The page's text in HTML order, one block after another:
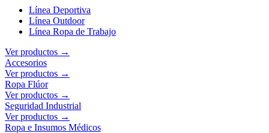
Línea Deportiva
Línea Outdoor
Línea Ropa de Trabajo
Ver productos →
Accesorios
Ver productos →
Ropa Flúor
Ver productos →
Seguridad Industrial
Ver productos →
Ropa e Insumos Médicos